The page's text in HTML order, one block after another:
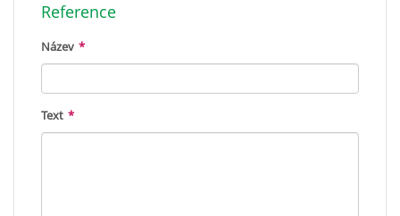
Reference
Název *
Text *